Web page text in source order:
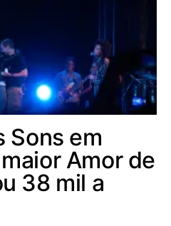
Sons em
Amor de
38 mil a